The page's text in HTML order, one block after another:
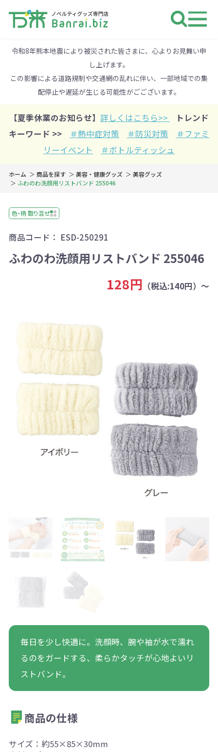
令和8年熊本地震により被災された皆さまに、心よりお見舞い申
し上げます。
この影響による道路規制や交通網の乱れに伴い、一部地域での集
配停止や遅延が生じる可能性がごございます。
【夏季休業のお知らせ】 詳しくはこちら>>
トレンド
キーワード >>
＃熱中症対策 ＃防災対策
＃ファミ
リーイベント
＃ボトルティッシュ
ホーム 商品を探す 美容・健康グッズ
美容グッズ
ふわのわ洗顔用リストバンド 255046
色・柄 取り混ぜ
商品コード： ESD-250291
ふわのわ洗顔用リストバンド 255046
128円 （税込:140円）～
毎日を少し快適に。洗顔時、腕や袖が水で濡れ
るのをガードする、柔らかタッチが心地よいリ
ストバンド。
商品の仕様
サイズ：約55×85×30mm